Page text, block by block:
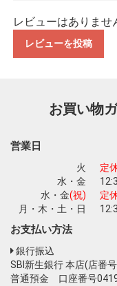
お買い物
レビューはありませ
レビューを投稿
お買い物
営業日
火
定
水・金
水・金(祝)
定
月・木・土・日
お支払い方法
銀行振込
SBI新生銀行 本店(店番
普通預金 口座番号